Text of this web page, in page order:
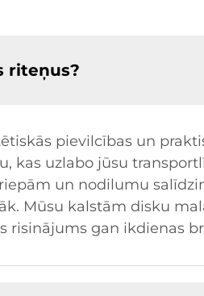
riteņus?
pievilcības un
kas uzlabo jūsu
un nodilumu
Mūsu kalstām disku
risinājums gan ikdienas